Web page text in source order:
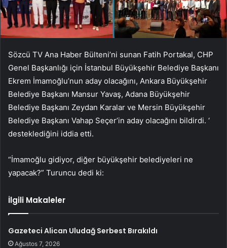
Sözcü TV Ana Haber Bülteni’ni sunan Fatih Portakal, CHP
Genel Başkanlığı için İstanbul Büyükşehir Belediye Başkanı
Ekrem İmamoğlu’nun aday olacağını, Ankara Büyükşehir
Belediye Başkanı Mansur Yavaş, Adana Büyükşehir
Belediye Başkanı Zeydan Karalar ve Mersin Büyükşehir
Belediye Başkanı Vahap Seçer’in aday olacağını bildirdi. ‘
desteklediğini iddia etti.
“İmamoğlu gidiyor, diğer büyükşehir belediyeleri ne
yapacak?” Turuncu dedi ki:
İlgili Makaleler
Gazeteci Alican Uludağ Serbest Bırakıldı
Ağustos 7, 2026